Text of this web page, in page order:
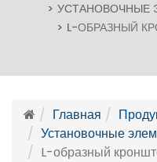
УСТАНОВОЧНЫЕ
L-ОБРАЗНЫЙ
Главная
Установочные
L-образный